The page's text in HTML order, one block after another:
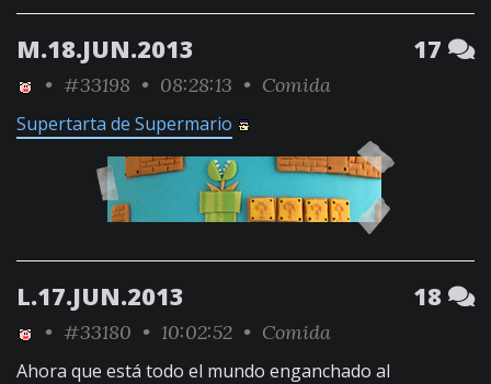
M.18.JUN.2013 17
• #33198 • 08:28:13 • Comida
Supertarta de Supermario
L.17.JUN.2013 18
• #33180 • 10:02:52 • Comida
Ahora que está todo el mundo enganchado al